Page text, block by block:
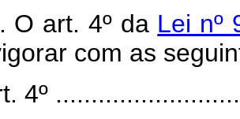
O art. 4º da Lei nº
com as
4º